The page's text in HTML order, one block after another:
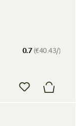
0.7(€40.43/)